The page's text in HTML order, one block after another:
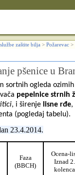
zaštite bilja > Požarevac >
pšenice u
sortnih ogleda
pepelnice strnih
, i širenje lisne rđe,
(pogledaj tabelu).
23.4.2014.
Faza
(BBCH)
Ocena-
Iznad 2.
kolenca